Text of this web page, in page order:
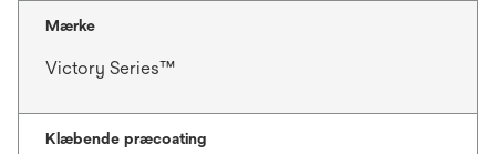
Mærke
Victory Series™
Klæbende præcoating